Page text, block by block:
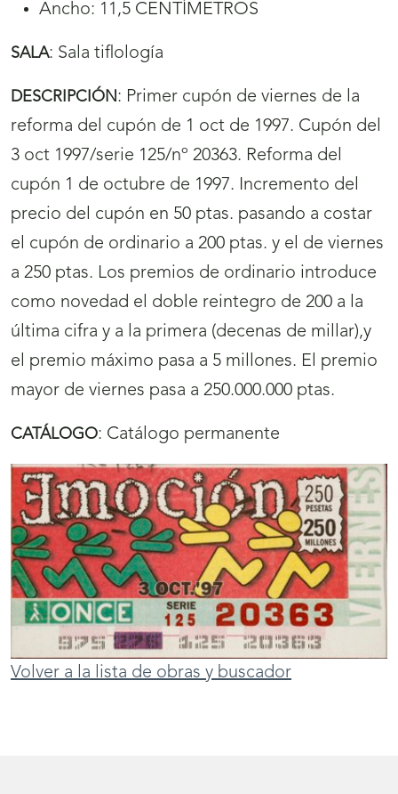
Ancho: 11,5 CENTÍMETROS
SALA: Sala tiflología
DESCRIPCIÓN: Primer cupón de viernes de la
reforma del cupón de 1 oct de 1997. Cupón del
3 oct 1997/serie 125/nº 20363. Reforma del
cupón 1 de octubre de 1997. Incremento del
precio del cupón en 50 ptas. pasando a costar
el cupón de ordinario a 200 ptas. y el de viernes
a 250 ptas. Los premios de ordinario introduce
como novedad el doble reintegro de 200 a la
última cifra y a la primera (decenas de millar),y
el premio máximo pasa a 5 millones. El premio
mayor de viernes pasa a 250.000.000 ptas.
CATÁLOGO: Catálogo permanente
Volver a la lista de obras y buscador